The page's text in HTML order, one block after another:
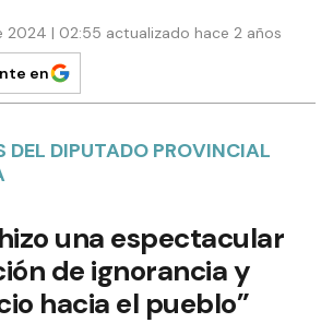
2024 | 02:55 actualizado hace 2 años
en
DEL DIPUTADO PROVINCIAL
una espectacular
de ignorancia y
hacia el pueblo”